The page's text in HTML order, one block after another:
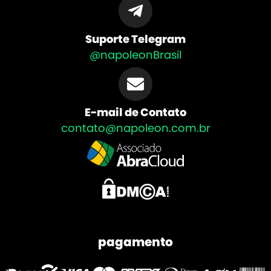
Suporte Telegram
@napoleonBrasil
E-mail de Contato
contato@napoleon.com.br
pagamento